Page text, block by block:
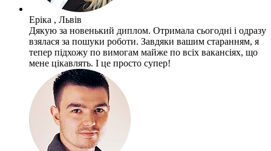
Еріка , Львів
Дякую за новенький диплом. Отримала сьогодні і одразу
взялася за пошуки роботи. Завдяки вашим старанням, я
тепер підхожу по вимогам майже по всіх вакансіях, що
мене цікавлять. І це просто супер!